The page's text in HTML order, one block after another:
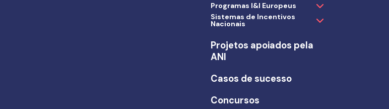
Programas I&I Europeus
Sistemas de Incentivos
Nacionais
Projetos apoiados pela
ANI
Casos de sucesso
Concursos